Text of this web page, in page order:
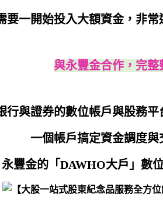
要一開始投入大額資金，非
與永豐金合作，完
行與證券的數位帳戶與股務
一個帳戶搞定資金調度
永豐金的「DAWHO大戶」數